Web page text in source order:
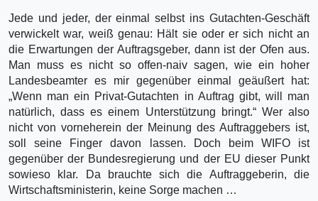
Jede und jeder, der einmal selbst ins Gutachten-Geschäft
verwickelt war, weiß genau: Hält sie oder er sich nicht an
die Erwartungen der Auftragsgeber, dann ist der Ofen aus.
Man muss es nicht so offen-naiv sagen, wie ein hoher
Landesbeamter es mir gegenüber einmal geäußert hat:
„Wenn man ein Privat-Gutachten in Auftrag gibt, will man
natürlich, dass es einem Unterstützung bringt.“ Wer also
nicht von vorneherein der Meinung des Auftraggebers ist,
soll seine Finger davon lassen. Doch beim WIFO ist
gegenüber der Bundesregierung und der EU dieser Punkt
sowieso klar. Da brauchte sich die Auftraggeberin, die
Wirtschaftsministerin, keine Sorge machen …